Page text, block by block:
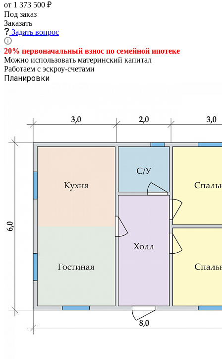
от 1 373 500 ₽
Под заказ
Заказать
Задать вопрос
20% первоначальный взнос по семейной ипотеке
Можно использовать материнский капитал
Работаем с эскроу-счетами
Планировки